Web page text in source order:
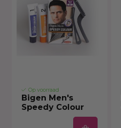
Op voorraad
Bigen Men's
Speedy Colour